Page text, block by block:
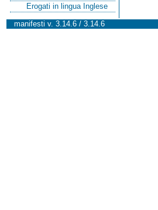
Erogati in lingua Inglese
manifesti v. 3.14.6 / 3.14.6